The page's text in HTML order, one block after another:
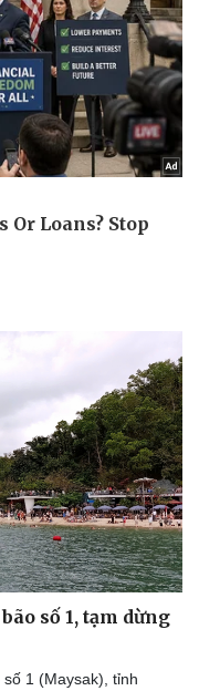
số 1, tạm dừng
1 (Maysak), tỉnh